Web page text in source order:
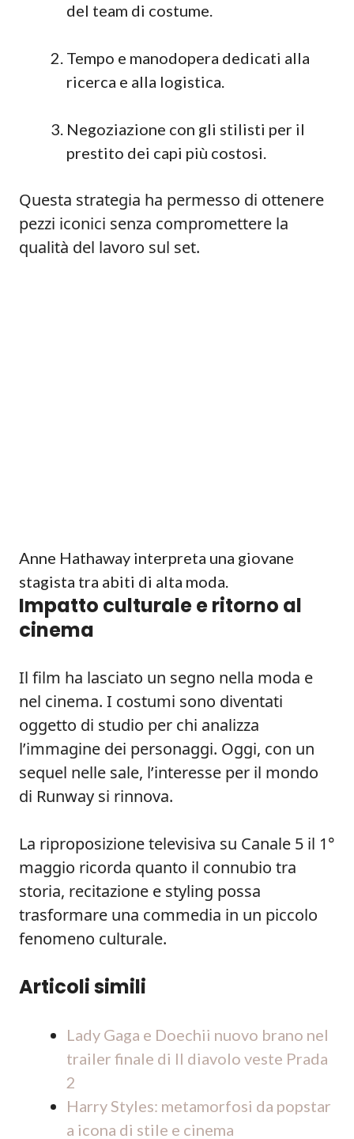
del team di costume.
Tempo e manodopera dedicati alla
ricerca e alla logistica.
Negoziazione con gli stilisti per il
prestito dei capi più costosi.
Questa strategia ha permesso di ottenere
pezzi iconici senza compromettere la
qualità del lavoro sul set.
Anne Hathaway interpreta una giovane
stagista tra abiti di alta moda.
Impatto culturale e ritorno al
cinema
Il film ha lasciato un segno nella moda e
nel cinema. I costumi sono diventati
oggetto di studio per chi analizza
l’immagine dei personaggi. Oggi, con un
sequel nelle sale, l’interesse per il mondo
di Runway si rinnova.
La riproposizione televisiva su Canale 5 il 1°
maggio ricorda quanto il connubio tra
storia, recitazione e styling possa
trasformare una commedia in un piccolo
fenomeno culturale.
Articoli simili
Lady Gaga e Doechii nuovo brano nel
trailer finale di Il diavolo veste Prada
2
Harry Styles: metamorfosi da popstar
a icona di stile e cinema